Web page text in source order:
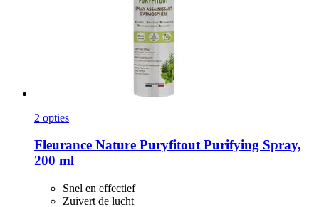
2 opties
Fleurance Nature Puryfitout Purifying Spray,
200 ml
Snel en effectief
Zuivert de lucht